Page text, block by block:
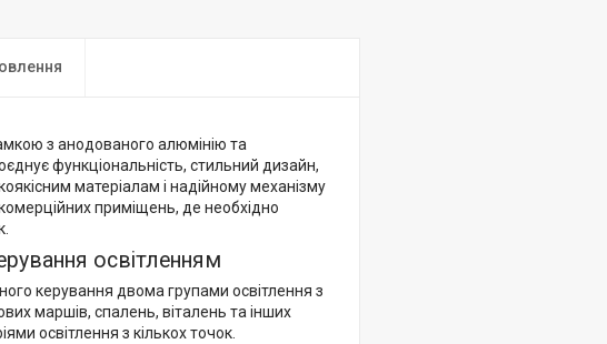
з анодованого алюмінію та
функціональність, стильний дизайн,
матеріалам і надійному механізму
приміщень, де необхідно
освітленням
керування двома групами освітлення з
маршів, спалень, віталень та інших
освітлення з кількох точок.